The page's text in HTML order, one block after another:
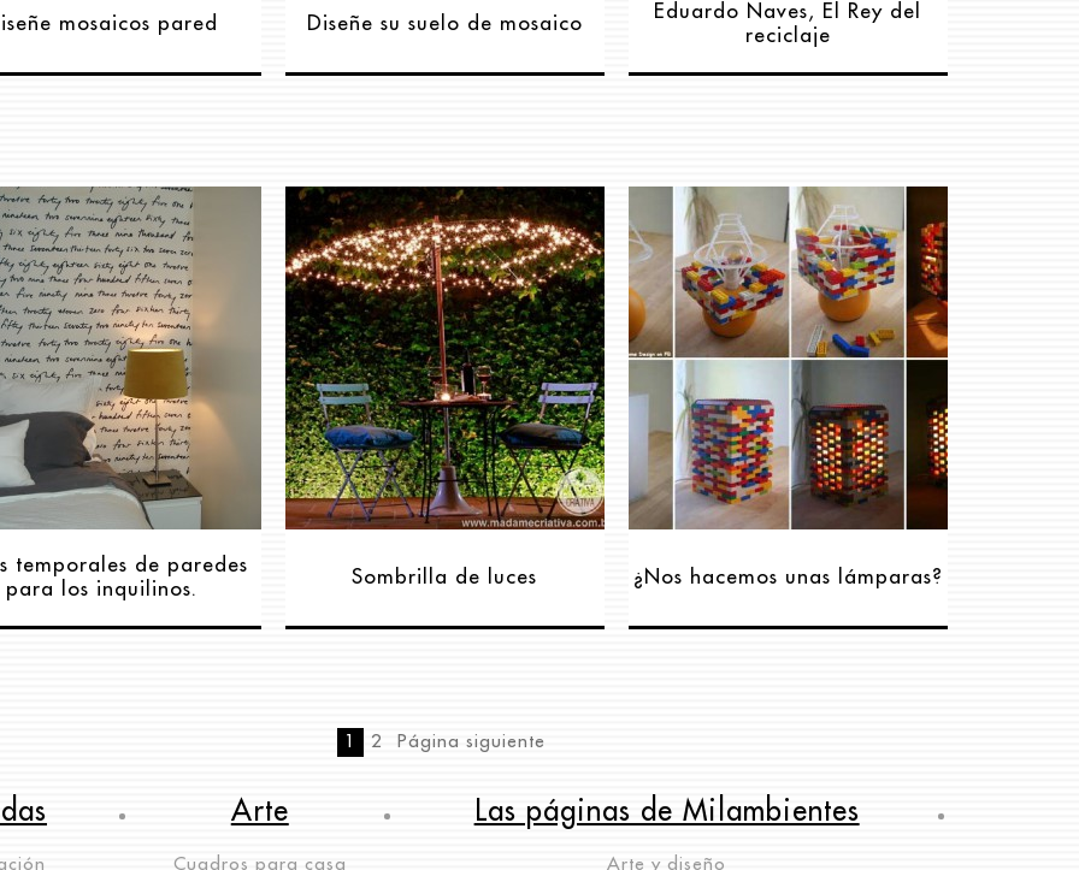
mosaicos pared Diseñe su suelo de mosaico
Eduardo Naves, El Rey del
reciclaje
temporales de paredes
para los inquilinos.
Sombrilla de luces ¿Nos hacemos unas lámparas?
1 2 Página siguiente
Arte
Cuadros para casa
Las páginas de Milambientes
Arte y diseño